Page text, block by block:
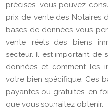
précises, vous pouvez
prix de vente des Notaires
bases de données vous
vente réels des biens
secteur. Il est important de
données et comment les
votre bien spécifique. Ces
payantes ou gratuites, en
que vous souhaitez obtenir.